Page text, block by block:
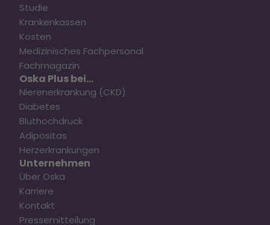
Studie
Krankenkassen
Kosten
Medizinisches Fachpersonal
Fachmagazin
Oska Plus bei...
Nierenerkrankung (CKD)
Diabetes
Bluthochdruck
Adipositas
Herzerkrankungen
Unternehmen
Über Oska
Karriere
Kontakt
Pressemitteilung